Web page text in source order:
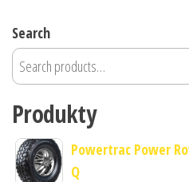
Search
Produkty
Powertrac Power
Q